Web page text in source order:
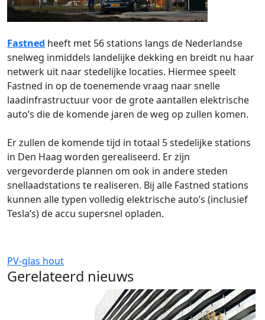
Fastned heeft met 56 stations langs de Nederlandse
snelweg inmiddels landelijke dekking en breidt nu haar
netwerk uit naar stedelijke locaties. Hiermee speelt
Fastned in op de toenemende vraag naar snelle
laadinfrastructuur voor de grote aantallen elektrische
auto’s die de komende jaren de weg op zullen komen.
Er zullen de komende tijd in totaal 5 stedelijke stations
in Den Haag worden gerealiseerd. Er zijn
vergevorderde plannen om ook in andere steden
snellaadstations te realiseren. Bij alle Fastned stations
kunnen alle typen volledig elektrische auto’s (inclusief
Tesla’s) de accu supersnel opladen.
PV-glas hout
Gerelateerd nieuws